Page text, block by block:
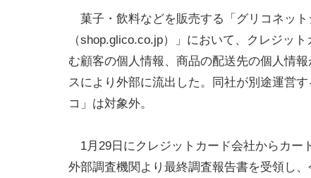
菓子・飲料などを販売する「グリコネット
（shop.glico.co.jp）」において、クレジッ
む顧客の個人情報、商品の配送先の個人情
スにより外部に流出した。同社が別途運営
コ」は対象外。
1月29日にクレジットカード会社からカー
外部調査機関より最終調査報告書を受領し、